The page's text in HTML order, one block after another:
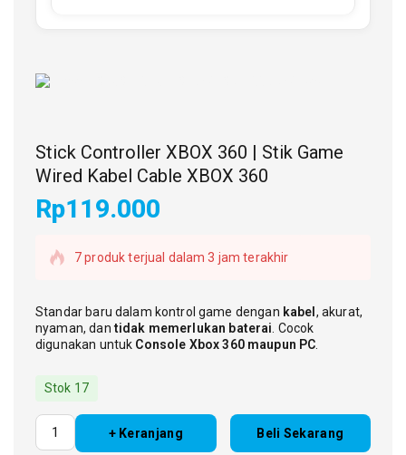
Stick Controller XBOX 360 | Stik Game
Wired Kabel Cable XBOX 360
Rp119.000
7 produk terjual dalam 3 jam terakhir
dalam cart mereka
Standar baru dalam kontrol game dengan kabel , akurat,
nyaman, dantidak memerlukan baterai . Cocok
digunakan untuk Console Xbox 360 maupun PC
Stok 17
+ Keranjang Beli Sekarang